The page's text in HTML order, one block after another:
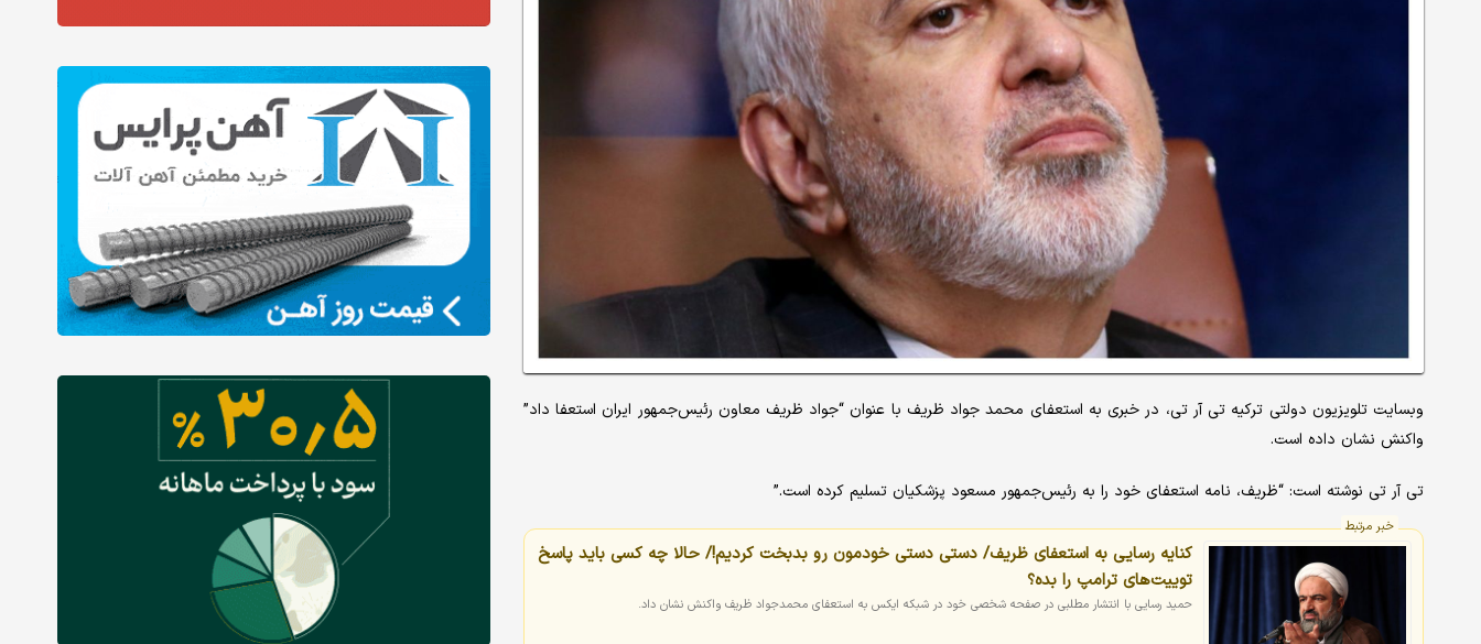
وبسایت تلویزیون دولتی ترکیه تی آر تی، در خبری به استعفای محمد جواد ظریف با عنوان “جواد ظریف معاون رئیس‌جمهور ایران استعفا داد”
واکنش نشان داده است.
تی آر تی نوشته است: “ظریف، نامه استعفای خود را به رئیس‌جمهور مسعود پزشکیان تسلیم کرده است.”
خبر مرتبط
کنایه رسایی به استعفای ظریف/ دستی دستی خودمون رو بدبخت کردیم!/ حالا چه کسی باید پاسخ
توییت‌های ترامپ را بده؟
حمید رسایی با انتشار مطلبی در صفحه شخصی خود در شبکه ایکس به استعفای محمدجواد ظریف واکنش نشان داد.